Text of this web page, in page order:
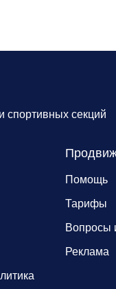
спортивных секций
Помощь
Тарифы
Вопросы
Реклама